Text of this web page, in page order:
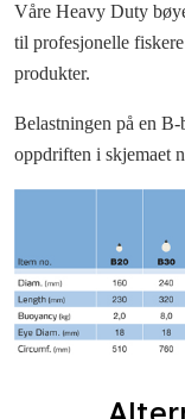
Våre Heavy Duty
til profesjonelle
produkter.
Belastningen på en
oppdriften i skjemaet